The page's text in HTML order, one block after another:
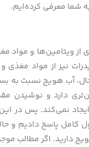
شما معرفی کرده‌ایم.
ویتامین‌ها و مواد
نیز از مواد مغذی
آب هویج نسبت به
دارد و نوشیدن
نمی‌کند. پس در
کامل پاسخ دادیم و
دارید. اگر مطالب